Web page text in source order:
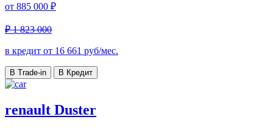
от 885 000 ₽
₽ 1 823 000
в кредит от 16 661 руб/мес.
В Trade-in В Кредит
renault Duster